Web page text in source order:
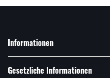
Informationen
Gesetzliche Informationen